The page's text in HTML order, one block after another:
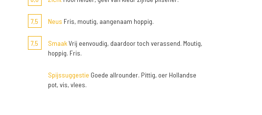
7,5 Neus Fris, moutig, aangenaam hoppig.
7,5 SmaakVrij eenvoudig, daardoor toch verassend. Moutig,
hoppig. Fris.
Spijssuggestie Goede allrounder. Pittig, oer Hollandse
pot, vis, vlees.